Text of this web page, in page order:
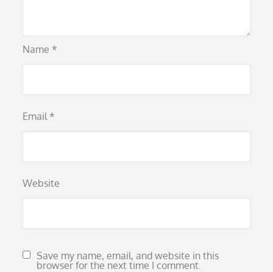
Name *
Email *
Website
Save my name, email, and website in this
browser for the next time I comment.